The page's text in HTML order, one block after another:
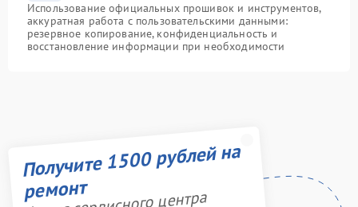
Использование официальных прошивок и инструментов,
аккуратная работа с пользовательскими данными:
резервное копирование, конфиденциальность и
восстановление информации при необходимости
Получите 1500 рублей на
ремонт